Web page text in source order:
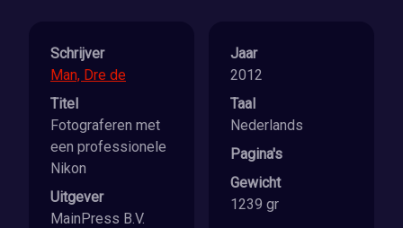
Schrijver
Man, Dre de
Titel
Fotograferen met
een professionele
Nikon
Uitgever
MainPress B.V.
Jaar
2012
Taal
Nederlands
Pagina's
Gewicht
1239 gr